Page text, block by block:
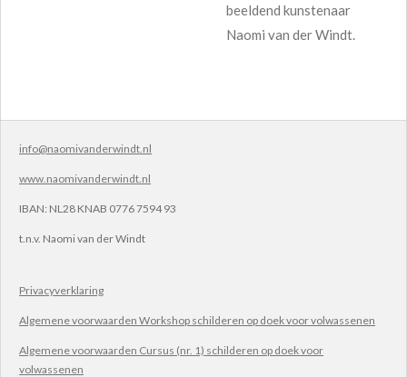
beeldend kunstenaar
Naomi van der Windt.
info@naomivanderwindt.nl
www.naomivanderwindt.nl
IBAN: NL28 KNAB 0776 7594 93
t.n.v. Naomi van der Windt
Privacyverklaring
Algemene voorwaarden Workshop schilderen op doek voor volwassenen
Algemene voorwaarden Cursus (nr. 1) schilderen op doek voor
volwassenen